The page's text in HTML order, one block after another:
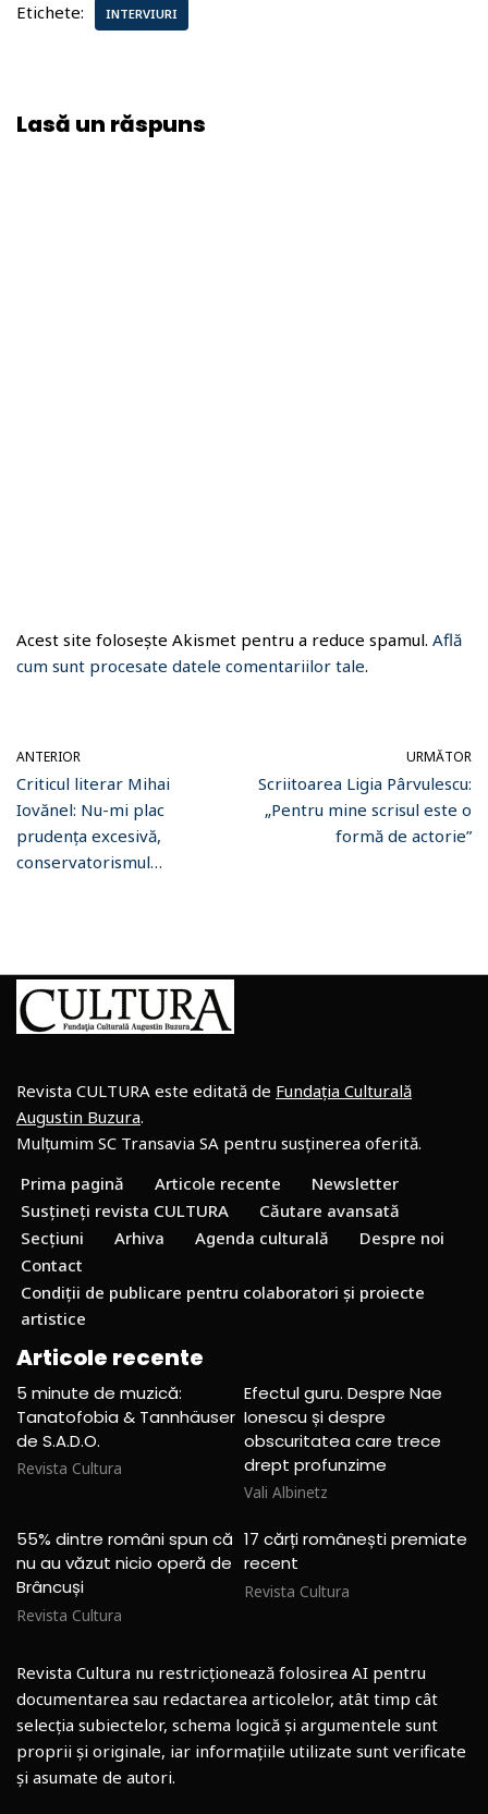
Etichete: INTERVIURI
Lasă un răspuns
Acest site folosește Akismet pentru a reduce spamul. Află
cum sunt procesate datele comentariilor tale.
ANTERIOR
Criticul literar Mihai
Iovănel: Nu-mi plac
prudența excesivă,
conservatorismul…
URMĂTOR
Scriitoarea Ligia Pârvulescu:
„Pentru mine scrisul este o
formă de actorie”
Revista CULTURA este editată de Fundația Culturală
Augustin Buzura.
Mulțumim SC Transavia SA pentru susținerea oferită.
Prima pagină
Articole recente
Newsletter
Susțineți revista CULTURA
Căutare avansată
Secțiuni
Arhiva Agenda culturală
Despre noi
Contact
Condiții de publicare pentru colaboratori și proiecte
artistice
Articole recente
5 minute de muzică:
Tanatofobia & Tannhäuser
de S.A.D.O.
Revista Cultura
Efectul guru. Despre Nae
Ionescu și despre
obscuritatea care trece
drept profunzime
Vali Albinetz
55% dintre români spun că
nu au văzut nicio operă de
Brâncuși
Revista Cultura
17 cărți românești premiate
recent
Revista Cultura
Revista Cultura nu restricționează folosirea AI pentru
documentarea sau redactarea articolelor, atât timp cât
selecția subiectelor, schema logică și argumentele sunt
proprii și originale, iar informațiile utilizate sunt verificate
și asumate de autori.